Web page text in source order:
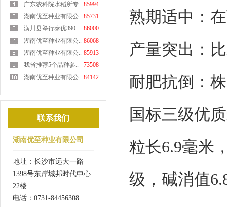
85994
广东农科院水稻所专..
85731
湖南优至种业有限公..
86000
潢川县举行泰优390..
86068
湖南优至种业有限公..
85913
湖南优至种业有限公..
73508
我省推荐5个品种参..
84142
湖南优至种业有限公..
联系我们
湖南优至种业有限公司
地址：长沙市远大一路
1398号东岸城邦时代中心
22楼
电话：0731-84456308
熟期适中：
产量突出：
耐肥抗倒：
国标三级优
粒长6.9毫米
级，碱消值